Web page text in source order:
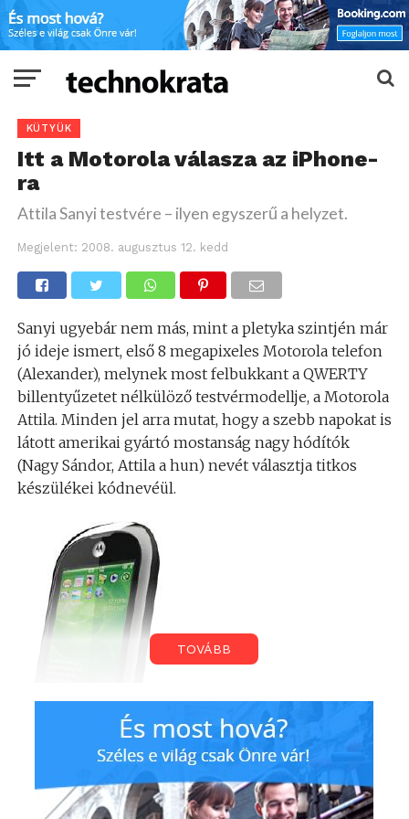
KÜTYÜK
Itt a Motorola válasza az iPhone-
ra
Attila Sanyi testvére – ilyen egyszerű a helyzet.
Megjelent: 2008. augusztus 12. kedd
Sanyi ugyebár nem más, mint a pletyka szintjén már
jó ideje ismert, első 8 megapixeles Motorola telefon
(Alexander), melynek most felbukkant a QWERTY
billentyűzetet nélkülöző testvérmodellje, a Motorola
Attila. Minden jel arra mutat, hogy a szebb napokat is
látott amerikai gyártó mostanság nagy hódítók
(Nagy Sándor, Attila a hun) nevét választja titkos
készülékei kódnevéül.
A Motorola Attila egy vadonatúj, Windows Mobile 6.1
TOVÁBB